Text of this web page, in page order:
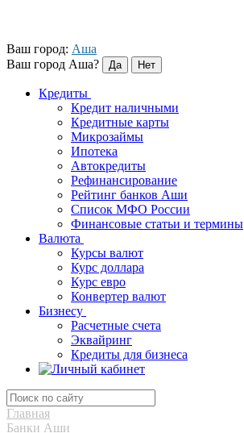
Ваш город: Аша
Ваш город Аша?
Кредиты
Кредит наличными
Кредитные карты
Микрозаймы
Ипотека
Автокредиты
Рефинансирование
Рейтинг банков Аши
Список МФО России
Финансовые статьи и термины
Валюта
Курсы валют
Курс доллара
Курс евро
Конвертер валют
Бизнесу
Расчетные счета
Эквайринг
Кредиты для бизнеса
Главная
Банки Аши